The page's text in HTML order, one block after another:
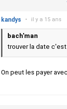
kandys • il y a 15 ans
bach'man
trouver la date
On peut les payer